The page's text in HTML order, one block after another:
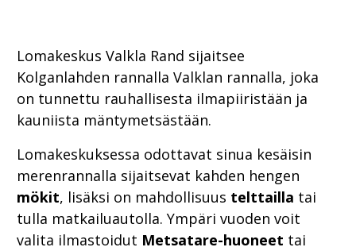
Lomakeskus Valkla Rand sijaitsee
Kolganlahden rannalla Valklan rannalla, joka
on tunnettu rauhallisesta ilmapiiristään ja
kauniista mäntymetsästään.
Lomakeskuksessa odottavat sinua kesäisin
merenrannalla sijaitsevat kahden hengen
mökit, lisäksi on mahdollisuus telttailla tai
tulla matkailuautolla. Ympäri vuoden voit
valita ilmastoidut Metsatare-huoneet tai